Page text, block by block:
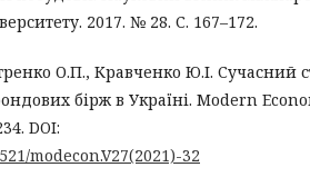
2017. № 28. С. 167–172.
О.П., Кравченко Ю.І. Сучасний
бірж в Україні. Modern
DOI:
modecon.V27(2021)-32